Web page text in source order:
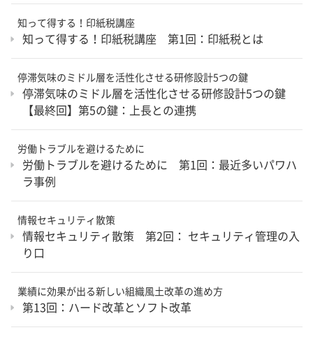
知って得する！印紙税講座
知って得する！印紙税講座 第1回：印紙税とは
停滞気味のミドル層を活性化させる研修設計5つの鍵
停滞気味のミドル層を活性化させる研修設計5つの鍵
【最終回】第5の鍵：上長との連携
労働トラブルを避けるために
労働トラブルを避けるために 第1回：最近多いパワハ
ラ事例
情報セキュリティ散策
情報セキュリティ散策 第2回： セキュリティ管理の入
り口
業績に効果が出る新しい組織風土改革の進め方
第13回：ハード改革とソフト改革